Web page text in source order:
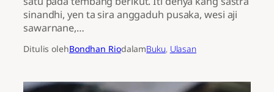
sinandhi, yen ta sira anggaduh pusaka, wesi aji
sawarnane,…
Ditulis olehBondhan RiodalamBuku, Ulasan